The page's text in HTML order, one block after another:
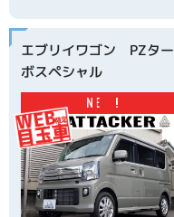
エブリイワゴン PZター
ボスペシャル
N E !